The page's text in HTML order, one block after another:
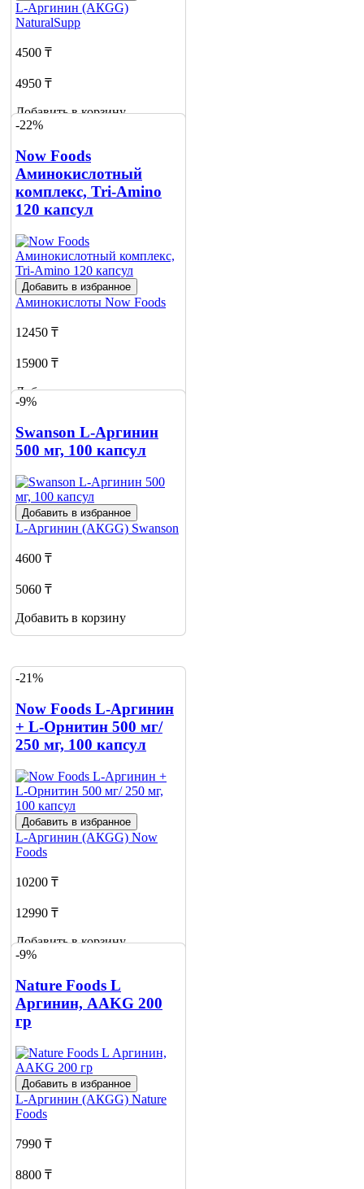
L-Аргинин (АКGG)
NaturalSupp
4500 ₸
4950 ₸
Добавить в корзину
4
-22%
Now Foods
Аминокислотный
комплекс, Tri-Amino
120 капсул
Добавить в избранное
Аминокислоты Now Foods
12450 ₸
15900 ₸
Добавить в корзину
-9%
Swanson L-Аргинин
500 мг, 100 капсул
Добавить в избранное
L-Аргинин (АКGG) Swanson
4600 ₸
5060 ₸
Добавить в корзину
-21%
Now Foods L-Аргинин
+ L-Орнитин 500 мг/
250 мг, 100 капсул
Добавить в избранное
L-Аргинин (АКGG) Now
Foods
10200 ₸
12990 ₸
Добавить в корзину
-9%
Nature Foods L
Аргинин, AAKG 200
гр
Добавить в избранное
L-Аргинин (АКGG) Nature
Foods
7990 ₸
8800 ₸